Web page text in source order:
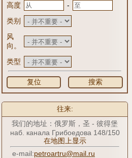
高度
-
类别
风
向。
类型
复位 搜索
往来:
我们的地址：俄罗斯，圣 - 彼得堡
наб. канала Грибоедова 148/150
在地图上显示
e-mail:petroartru@mail.ru